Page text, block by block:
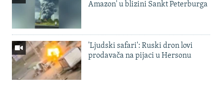
Amazon' u blizini Sankt Peterburga
'Ljudski safari': Ruski dron lovi
prodavača na pijaci u Hersonu